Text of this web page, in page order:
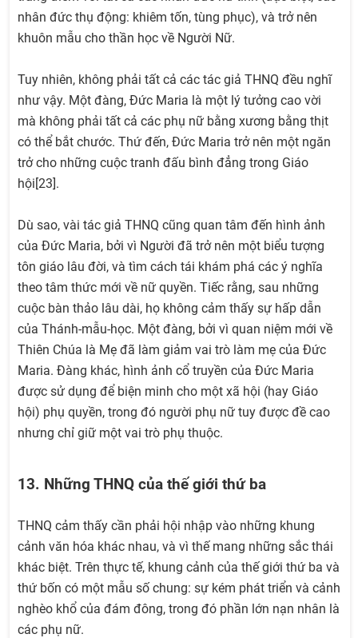
nhân đức thụ động: khiêm tốn, tùng phục), và trở nên
khuôn mẫu cho thần học về Người Nữ.
Tuy nhiên, không phải tất cả các tác giả THNQ đều nghĩ
như vậy. Một đàng, Đức Maria là một lý tưởng cao vời
mà không phải tất cả các phụ nữ bằng xương bằng thịt
có thể bắt chước. Thứ đến, Đức Maria trở nên một ngăn
trở cho những cuộc tranh đấu bình đẳng trong Giáo
hội[23].
Dù sao, vài tác giả THNQ cũng quan tâm đến hình ảnh
của Đức Maria, bởi vì Người đã trở nên một biểu tượng
tôn giáo lâu đời, và tìm cách tái khám phá các ý nghĩa
theo tâm thức mới về nữ quyền. Tiếc rằng, sau những
cuộc bàn thảo lâu dài, họ không cảm thấy sự hấp dẫn
của Thánh-mẫu-học. Một đàng, bởi vì quan niệm mới về
Thiên Chúa là Mẹ đã làm giảm vai trò làm mẹ của Đức
Maria. Đàng khác, hình ảnh cổ truyền của Đức Maria
được sử dụng để biện minh cho một xã hội (hay Giáo
hội) phụ quyền, trong đó người phụ nữ tuy được đề cao
nhưng chỉ giữ một vai trò phụ thuộc.
13. Những THNQ của thế giới thứ ba
THNQ cảm thấy cần phải hội nhập vào những khung
cảnh văn hóa khác nhau, và vì thế mang những sắc thái
khác biệt. Trên thực tế, khung cảnh của thế giới thứ ba và
thứ bốn có một mẫu số chung: sự kém phát triển và cảnh
nghèo khổ của đám đông, trong đó phần lớn nạn nhân là
các phụ nữ.